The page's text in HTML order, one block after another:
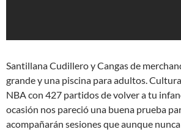
Santillana Cudillero y Cangas de
grande y una piscina para adultos.
NBA con 427 partidos de volver a tu
ocasión nos pareció una buena prueba
acompañarán sesiones que aunque